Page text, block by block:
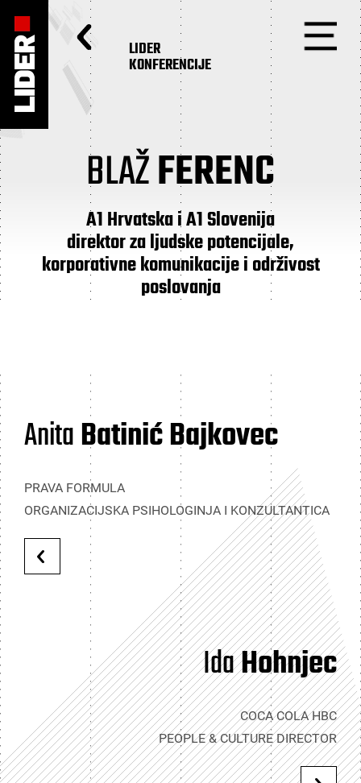
LIDER
KONFERENCIJE
BLAŽFERENC
A1 Hrvatska i A1 Slovenija
direktor za ljudske potencijale,
korporativne komunikacije i održivost
poslovanja
AnitaBatinić Bajkovec
PRAVA FORMULA
ORGANIZACIJSKA PSIHOLOGINJA I KONZULTANTICA
IdaHohnjec
COCA COLA HBC
PEOPLE & CULTURE DIRECTOR